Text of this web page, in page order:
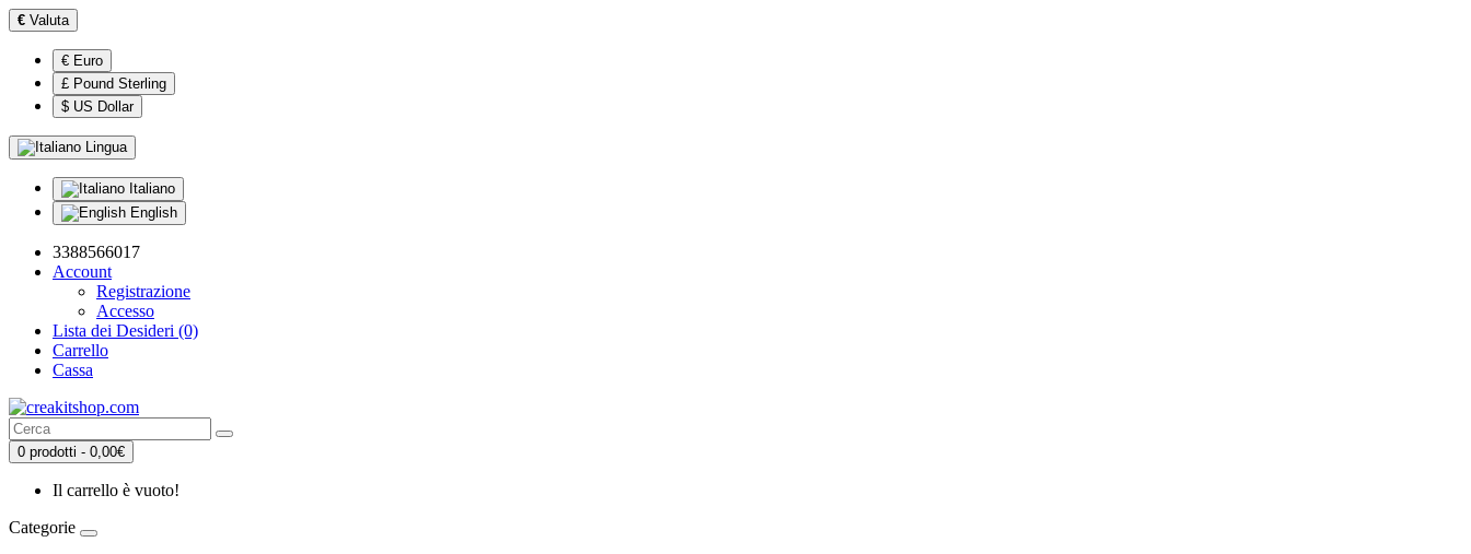
€ Valuta
€ Euro
£ Pound Sterling
$ US Dollar
Lingua
Italiano
English
3388566017
Account
Registrazione
Accesso
Lista dei Desideri (0)
Carrello
Cassa
0 prodotti - 0,00€
Il carrello è vuoto!
Categorie